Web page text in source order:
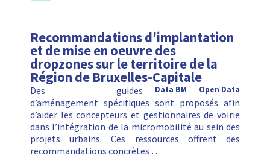
Recommandations d'implantation
et de mise en oeuvre des
dropzones sur le territoire de la
Région de Bruxelles-Capitale
Open Data
Data BM
Des guides
d’aménagement spécifiques sont proposés afin
d’aider les concepteurs et gestionnaires de voirie
dans l’intégration de la micromobilité au sein des
projets urbains. Ces ressources offrent des
recommandations concrètes …